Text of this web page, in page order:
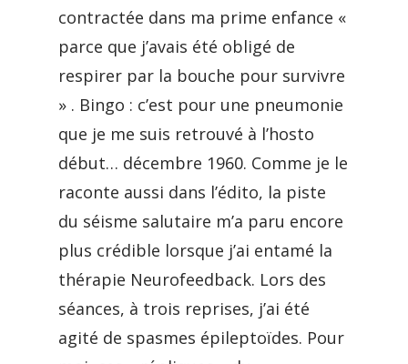
contractée dans ma prime enfance «
parce que j’avais été obligé de
respirer par la bouche pour survivre
» . Bingo : c’est pour une pneumonie
que je me suis retrouvé à l’hosto
début… décembre 1960. Comme je le
raconte aussi dans l’édito, la piste
du séisme salutaire m’a paru encore
plus crédible lorsque j’ai entamé la
thérapie Neurofeedback. Lors des
séances, à trois reprises, j’ai été
agité de spasmes épileptoïdes. Pour